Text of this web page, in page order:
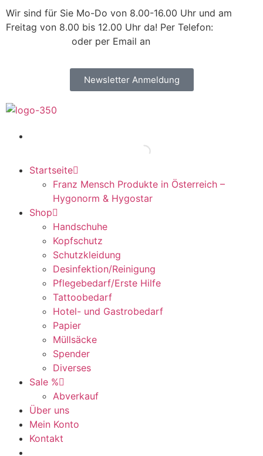
Wir sind für Sie Mo-Do von 8.00-16.00 Uhr und am
Freitag von 8.00 bis 12.00 Uhr da! Per Telefon:
oder per Email an
Newsletter Anmeldung
Startseite
Franz Mensch Produkte in Österreich –
Hygonorm & Hygostar
Shop
Handschuhe
Kopfschutz
Schutzkleidung
Desinfektion/Reinigung
Pflegebedarf/Erste Hilfe
Tattoobedarf
Hotel- und Gastrobedarf
Papier
Müllsäcke
Spender
Diverses
Sale %
Abverkauf
Über uns
Mein Konto
Kontakt